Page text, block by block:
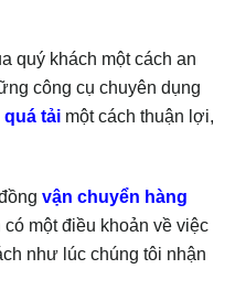
quý khách một cách an
công cụ chuyên dụng
tải một cách thuận lợi,
vận chuyển hàng
một điều khoản về việc
như lúc chúng tôi nhận